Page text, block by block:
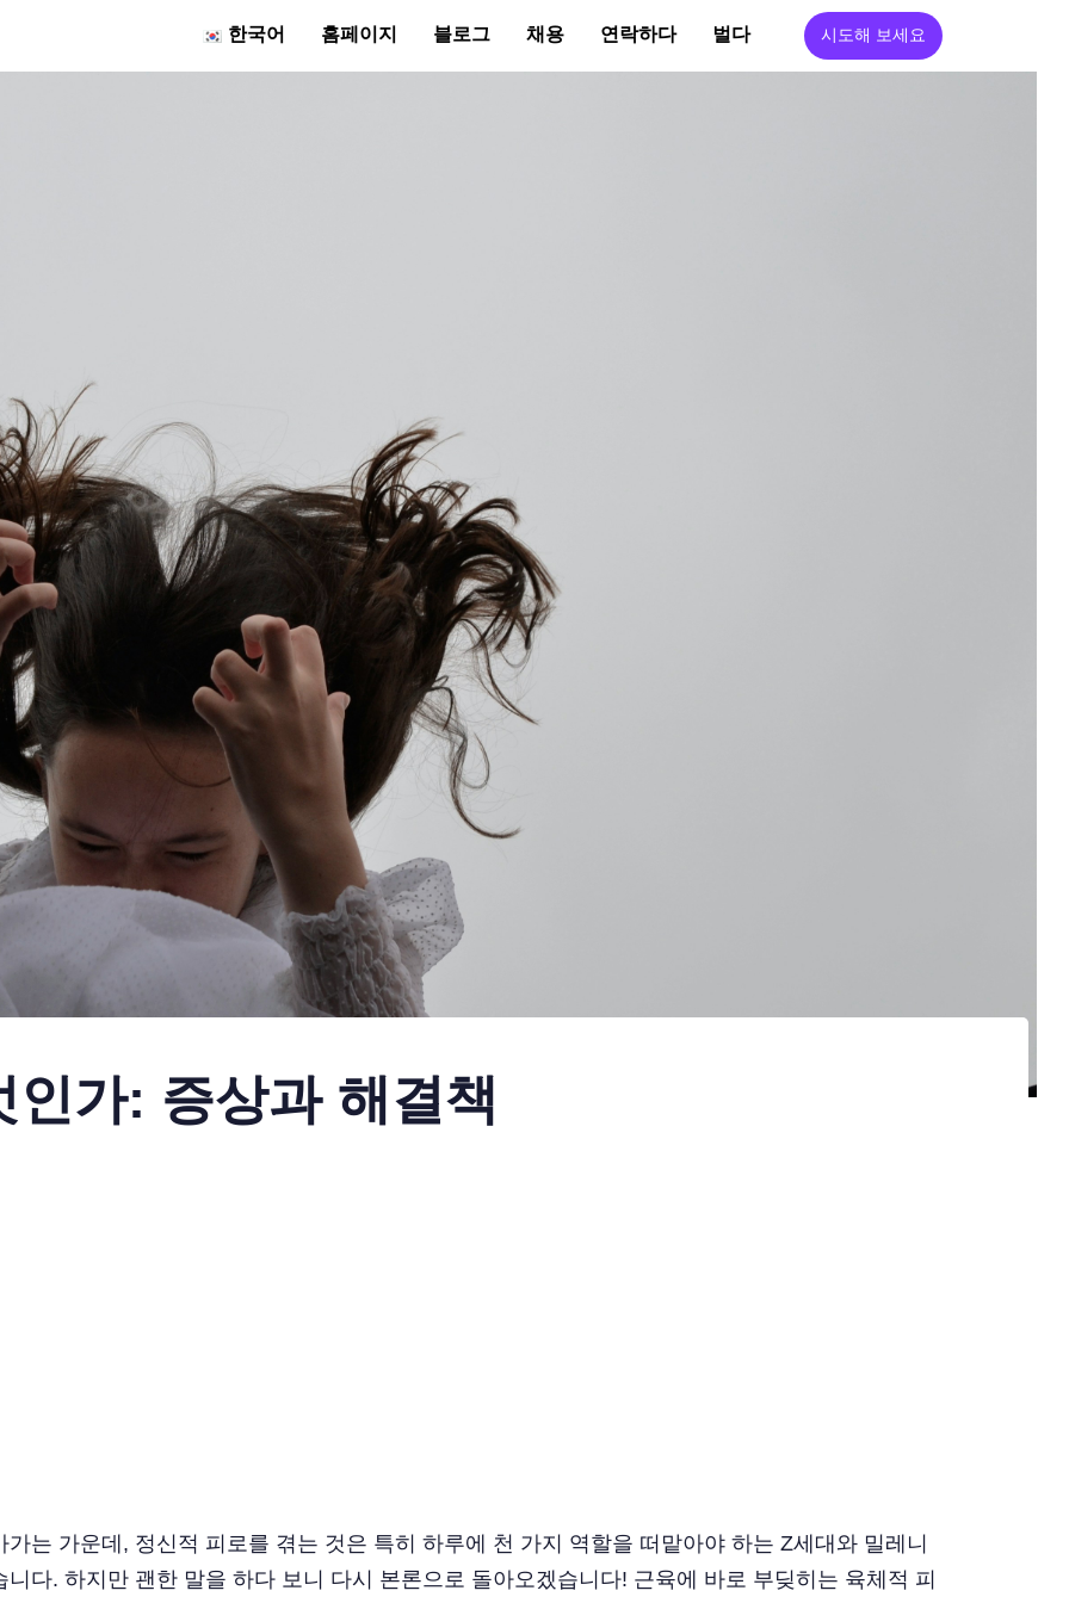
한국어 홈페이지 블로그 채용 연락하다 벌다 시도해 보세요
가: 증상과 해결책
는 가운데, 정신적 피로를 겪는 것은 특히 하루에 천 가지 역할을 떠맡아야 하는 Z세대와 밀레니
다. 하지만 괜한 말을 하다 보니 다시 본론으로 돌아오겠습니다! 근육에 바로 부딪히는 육체적 피